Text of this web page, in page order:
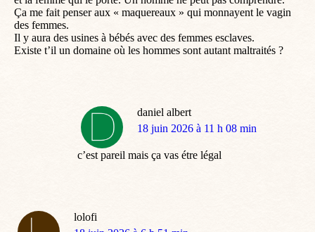
Ça me fait penser aux « maquereaux » qui monnayent le vagin
des femmes.
Il y aura des usines à bébés avec des femmes esclaves.
Existe t’il un domaine où les hommes sont autant maltraités ?
daniel albert
dit
18 juin 2026 à 11 h 08 min
c’est pareil mais ça vas étre légal
lolofi